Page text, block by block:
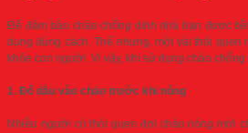
Để đảm bảo chảo chống dính nhà bạn được
dụng đúng cách. Thế nhưng, một vài thói
khỏe con người. Vì vậy, khi sử dụng chảo
1. Đổ dầu vào chảo trước khi nóng
Nhiều người có thói quen đợi chảo nóng mới